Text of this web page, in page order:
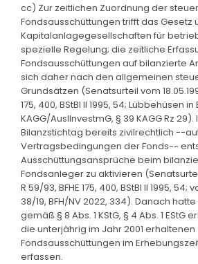
cc) Zur zeitlichen Zuordnung der
Fondsausschüttungen trifft das Gesetz
Kapitalanlagegesellschaften für
spezielle Regelung; die zeitliche
Fondsausschüttungen auf bilanzierte
sich daher nach den allgemeinen
Grundsätzen (Senatsurteil vom
175, 400, BStBl II 1995, 54; Lübbehüsen
KAGG/AuslInvestmG, § 39 KAGG Rz
Bilanzstichtag bereits zivilrechtlich --
Vertragsbedingungen der Fonds--
Ausschüttungsansprüche beim
Fondsanleger zu aktivieren
R 59/93, BFHE 175, 400, BStBl II 1995, 54;
38/19, BFH/NV 2022, 334). Danach
gemäß § 8 Abs. 1 KStG, § 4 Abs. 1 EStG
die unterjährig im Jahr 2001 erhaltenen
Fondsausschüttungen im
erfassen.